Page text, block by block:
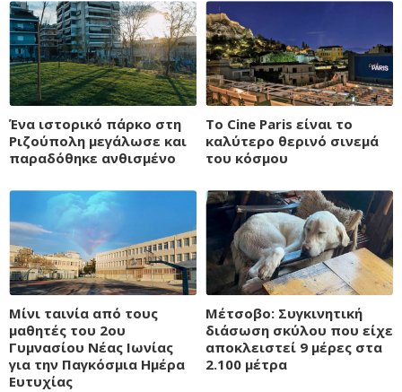
Ένα ιστορικό πάρκο στη
Ριζούπολη μεγάλωσε και
παραδόθηκε ανθισμένο
Το Cine Paris είναι το
καλύτερο θερινό σινεμά
του κόσμου
Μίνι ταινία από τους
μαθητές του 2ου
Γυμνασίου Νέας Ιωνίας
για την Παγκόσμια Ημέρα
Ευτυχίας
Μέτσοβο: Συγκινητική
διάσωση σκύλου που είχε
αποκλειστεί 9 μέρες στα
2.100 μέτρα